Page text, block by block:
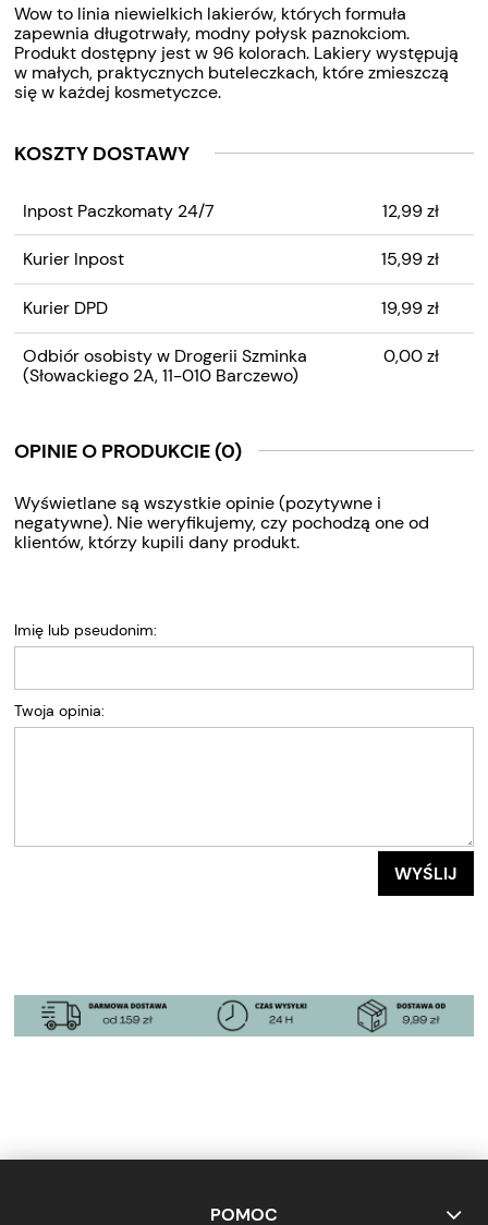
Wow to linia niewielkich lakierów, których formuła
zapewnia długotrwały, modny połysk paznokciom.
Produkt dostępny jest w 96 kolorach. Lakiery występują
w małych, praktycznych buteleczkach, które zmieszczą
się w każdej kosmetyczce.
KOSZTY DOSTAWY
EWENTUALNYCH KOSZTÓW
Inpost Paczkomaty 24/7 12,99 zł
Kurier Inpost 15,99 zł
Kurier DPD 19,99 zł
Odbiór osobisty w Drogerii Szminka
(Słowackiego 2A, 11-010 Barczewo)
0,00 zł
OPINIE O PRODUKCIE (0)
Wyświetlane są wszystkie opinie (pozytywne i
negatywne). Nie weryfikujemy, czy pochodzą one od
klientów, którzy kupili dany produkt.
Imię lub pseudonim:
Twoja opinia:
WYŚLIJ
POMOC